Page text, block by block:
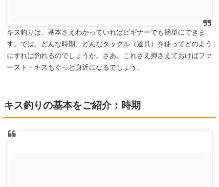
キス釣りは、基本さえわかっていればビギナーでも簡単にできま
す。では、どんな時期、どんなタックル（道具）を使ってどのよう
にすれば釣れるのでしょうか。さあ、これさえ押さえておけばファ
ースト・キスもぐっと身近になるでしょう。
キス釣りの基本をご紹介：時期